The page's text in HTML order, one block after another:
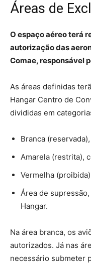
Áreas de
O espaço aéreo terá
autorização das
Comae, responsável
As áreas definidas
Hangar Centro de
divididas em
Branca
Amarela (restrita),
Vermelha
Área de
Hangar.
Na área branca, os
autorizados. Já nas
necessário submeter